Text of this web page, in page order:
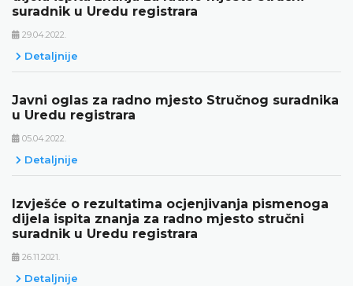
suradnik u Uredu registrara
29.04.2022.
Detaljnije
Javni oglas za radno mjesto Stručnog suradnika
u Uredu registrara
05.04.2022.
Detaljnije
Izvješće o rezultatima ocjenjivanja pismenoga
dijela ispita znanja za radno mjesto stručni
suradnik u Uredu registrara
26.11.2021.
Detaljnije